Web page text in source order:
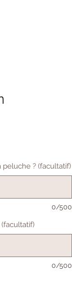
? (facultatif)
0/500
0/500